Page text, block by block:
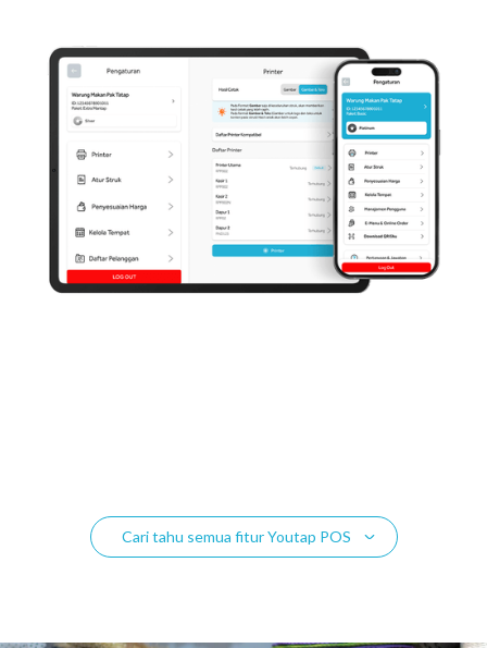
Cari tahu semua fitur Youtap POS